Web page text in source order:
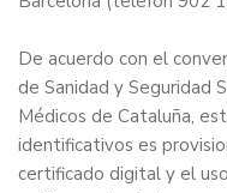
De acuerdo con el
de Sanidad y Seguridad
Médicos de Cataluña,
identificativos es
certificado digital y el